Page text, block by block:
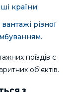
країни;
різної
поїздів є
об'єктів.